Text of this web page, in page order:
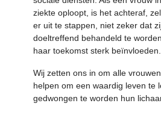
ziekte oploopt, is het achteraf,
er uit te stappen, niet zeker dat
doeltreffend behandeld te
haar toekomst sterk beïnvloeden.
Wij zetten ons in om alle
helpen om een waardig leven te
gedwongen te worden hun